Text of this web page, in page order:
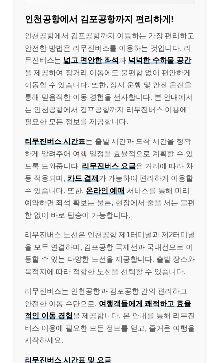
인천공항에서 김포공항까지 편리하게!
인천공항에서 김포공항까지 이동하는 가장 편리하고
안전한 방법은 리무진버스를 이용하는 것입니다. 리
무진버스는 넓고 편안한 좌석과 넉넉한 수하물 공간
을 제공하여 장거리 이동에도 불편함 없이 편안하게
이동할 수 있습니다. 또한, 정시 운행 및 안전 운전을
통해 믿음직한 이동 경험을 선사합니다. 본 안내에서
는 인천공항에서 김포공항까지 리무진버스 이용에
필요한 모든 정보를 제공합니다.
리무진버스 시간표는 출발 시간과 도착 시간을 정확
하게 알려주어 여행 일정을 효율적으로 계획할 수 있
도록 도와줍니다. 리무진버스 요금은 거리에 따라 차
등 적용되며, 카드 결제가 가능하여 편리하게 이용할
수 있습니다. 또한, 온라인 예매 서비스를 통해 미리
예약하면 좌석 확보는 물론, 현장에서 줄을 서는 불편
함 없이 바로 탑승이 가능합니다.
리무진버스 노선은 인천공항 제1터미널과 제2터미널
을 모두 연결하며, 김포공항 국제선과 국내선으로 이
동할 수 있는 다양한 노선을 제공합니다. 출발 장소와
목적지에 따라 적합한 노선을 선택할 수 있습니다.
리무진버스는 인천공항과 김포공항 간의 편리하고
안전한 이동 수단으로, 여행객들에게 쾌적하고 효율
적인 이동 경험을 제공합니다. 본 안내를 통해 리무진
버스 이용에 필요한 모든 정보를 얻고, 즐거운 여행을
시작하세요.
리무진버스 시간표 및 요금